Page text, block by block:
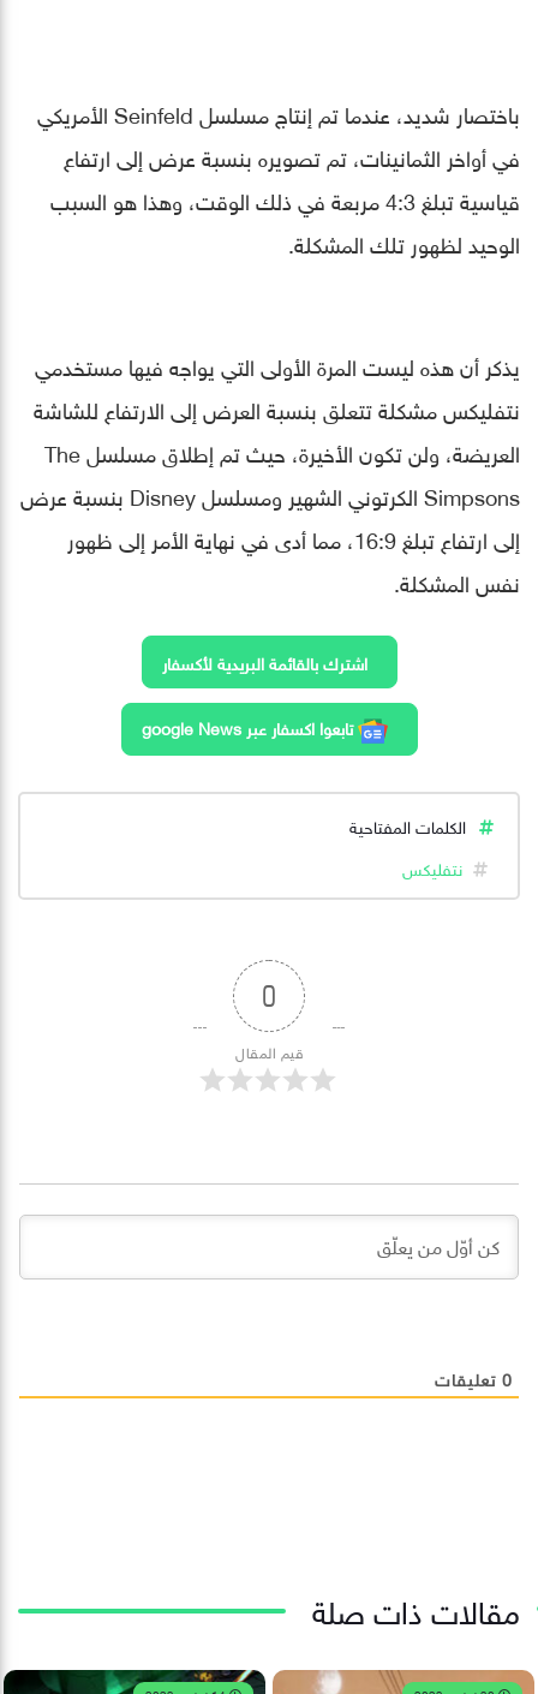
باختصار شديد، عندما تم إنتاج مسلسل Seinfeld الأمريكي
في أواخر الثمانينات، تم تصويره بنسبة عرض إلى ارتفاع
قياسية تبلغ 4:3 مربعة في ذلك الوقت، وهذا هو السبب
الوحيد لظهور تلك المشكلة.
يذكر أن هذه ليست المرة الأولى التي يواجه فيها مستخدمي
نتفليكس مشكلة تتعلق بنسبة العرض إلى الارتفاع للشاشة
العريضة، ولن تكون الأخيرة، حيث تم إطلاق مسلسل The
Simpsons الكرتوني الشهير ومسلسل Disney بنسبة عرض
إلى ارتفاع تبلغ 16:9، مما أدى في نهاية الأمر إلى ظهور
نفس المشكلة.
اشترك بالقائمة البريدية لأكسفار
تابعوا اكسفار عبر google News
الكلمات المفتاحية
نتفليكس
0
قيم المقال
0 تعليقات
مقالات ذات صلة